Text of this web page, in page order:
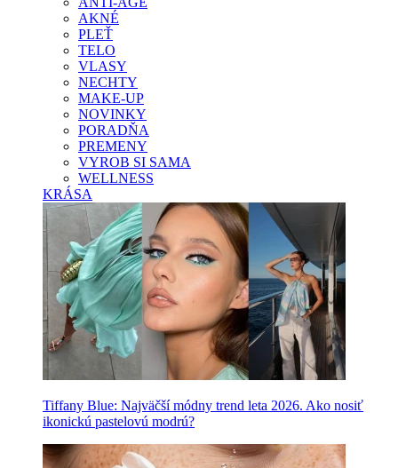
AKNÉ
PLEŤ
TELO
VLASY
NECHTY
MAKE-UP
NOVINKY
PORADŇA
PREMENY
VYROB SI SAMA
WELLNESS
KRÁSA
Tiffany Blue: Najväčší módny trend leta 2026. Ako nosiť
ikonickú pastelovú modrú?